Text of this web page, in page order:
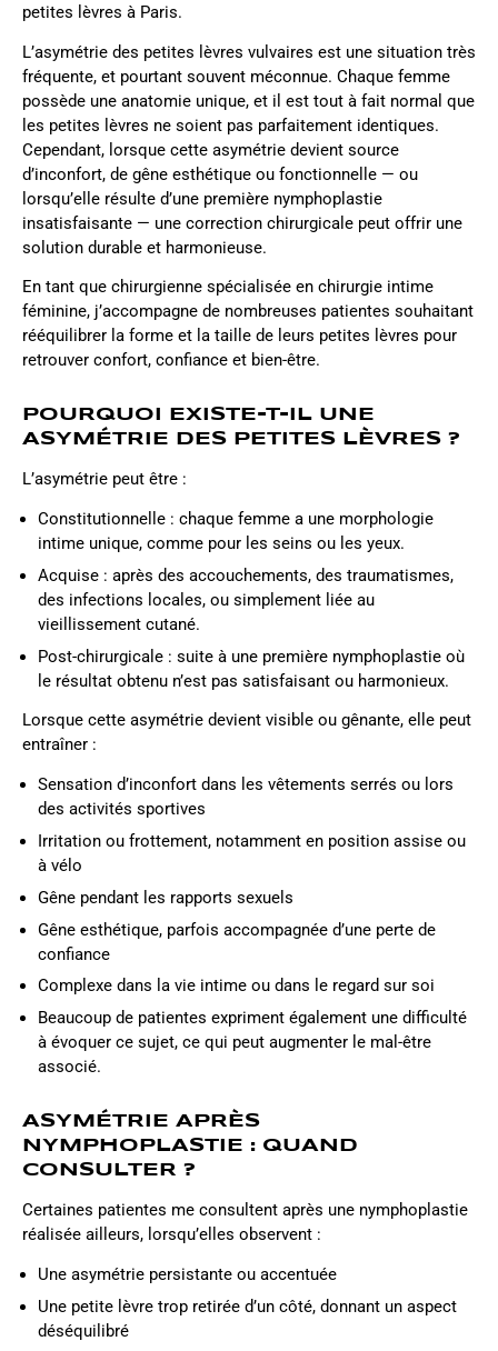
petites lèvres à Paris.
L’asymétrie des petites lèvres vulvaires est une situation très
fréquente, et pourtant souvent méconnue. Chaque femme
possède une anatomie unique, et il est tout à fait normal que
les petites lèvres ne soient pas parfaitement identiques.
Cependant, lorsque cette asymétrie devient source
d’inconfort, de gêne esthétique ou fonctionnelle — ou
lorsqu’elle résulte d’une première nymphoplastie
insatisfaisante — une correction chirurgicale peut offrir une
solution durable et harmonieuse.
En tant que chirurgienne spécialisée en chirurgie intime
féminine, j’accompagne de nombreuses patientes souhaitant
rééquilibrer la forme et la taille de leurs petites lèvres pour
retrouver confort, confiance et bien-être.
POURQUOI EXISTE-T-IL UNE
ASYMÉTRIE DES PETITES LÈVRES ?
L’asymétrie peut être :
Constitutionnelle : chaque femme a une morphologie
intime unique, comme pour les seins ou les yeux.
Acquise : après des accouchements, des traumatismes,
des infections locales, ou simplement liée au
vieillissement cutané.
Post-chirurgicale : suite à une première nymphoplastie où
le résultat obtenu n’est pas satisfaisant ou harmonieux.
Lorsque cette asymétrie devient visible ou gênante, elle peut
entraîner :
Sensation d’inconfort dans les vêtements serrés ou lors
des activités sportives
Irritation ou frottement, notamment en position assise ou
à vélo
Gêne pendant les rapports sexuels
Gêne esthétique, parfois accompagnée d’une perte de
confiance
Complexe dans la vie intime ou dans le regard sur soi
Beaucoup de patientes expriment également une difficulté
à évoquer ce sujet, ce qui peut augmenter le mal-être
associé.
ASYMÉTRIE APRÈS
NYMPHOPLASTIE : QUAND
CONSULTER ?
Certaines patientes me consultent après une nymphoplastie
réalisée ailleurs, lorsqu’elles observent :
Une asymétrie persistante ou accentuée
Une petite lèvre trop retirée d’un côté, donnant un aspect
déséquilibré